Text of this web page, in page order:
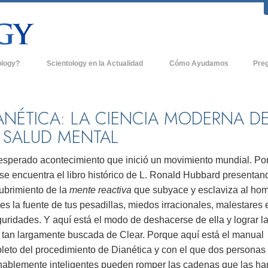
Scientology
acerca de
de Scientology
Dianética
es Grandeza?
Scientology en la Actualidad
Organizaciones Avanzadas
Freewinds
Llevando Scientology al Mundo
David Miscavige - Líder Eclesiástico de
Scientology
Cómo Ayudamos
La
LA CIENCIA MODERNA DE
MENTAL
acontecimiento que inició un movimiento mundial.
encuentra el libro histórico de L. Ronald Hubbard
de la mente reactiva que subyace y esclaviza al
la fuente de tus pesadillas, miedos irracionales, malestares
Y aquí está el modo de deshacerse de ella y lograr la
tan largamente buscada de Clear. Porque aquí está el manual
del procedimiento de Dianética y con el que dos personas
inteligentes pueden romper las cadenas que las